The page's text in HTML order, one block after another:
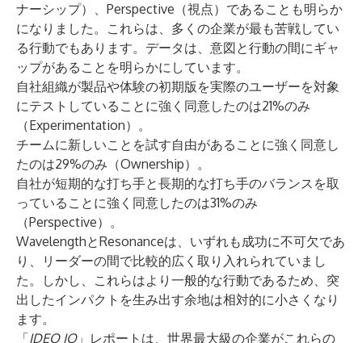
ナーシップ）、Perspective（視点）であることも明らか
になりました。これらは、多くの企業が最も苦戦してい
る行動でもあります。データは、意図と行動の間にギャ
ップがあることを明らかにしています。
自社組織が製品や体験の初期版を実際のユーザーを対象
にテストしていることに強く同意したのは21%のみ
（Experimentation）。
チームに新しいことを試す自由があることに強く同意し
たのは29%のみ（Ownership）。
自社が短期的な打ち手と長期的な打ち手のバランスを取
っていることに強く同意したのは31%のみ
（Perspective）。
WavelengthとResonanceは、いずれも成功に不可欠であ
り、リーダーの間で比較的広く取り入れられていまし
た。しかし、これらはより一般的な行動であるため、突
出したインパクトを生み出す余地は相対的に小さくなり
ます。
「IDEO IQ」レポートは、世界最大級の企業がこれらの